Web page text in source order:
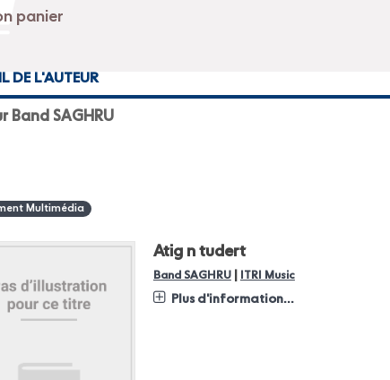
DE L'AUTEUR
Band SAGHRU
Multimédia
Atig n tudert
Band SAGHRU ITRI Music
Plus d'information...